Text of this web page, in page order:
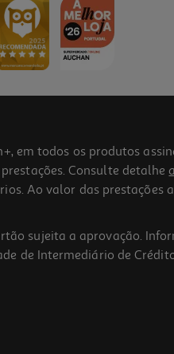
em todos os produtos
Consulte detalhe
Ao valor das prestações
sujeita a aprovação.
de Intermediário de